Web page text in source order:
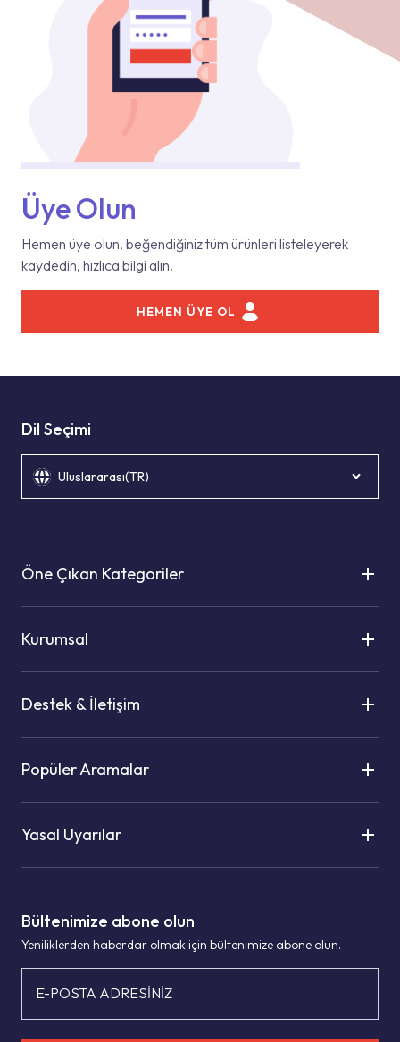
Üye Olun
Hemen üye olun, beğendiğiniz tüm ürünleri listeleyerek
kaydedin, hızlıca bilgi alın.
HEMEN ÜYE OL
Bültenimize abone olun
Yeniliklerden haberdar olmak için bültenimize abone olun.
E-POSTA ADRESİNİZ
Dil Seçimi
Uluslararası(TR)
Öne Çıkan Kategoriler
Kurumsal
Destek & İletişim
Popüler Aramalar
Yasal Uyarılar